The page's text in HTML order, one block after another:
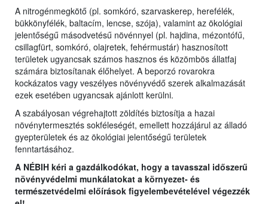
A nitrogénmegkötő (pl. somkóró, szarvaskerep, herefélék,
bükkönyfélék, baltacím, lencse, szója), valamint az ökológiai
jelentőségű másodvetésű növénnyel (pl. hajdina, mézontófű,
csillagfürt, somkóró, olajretek, fehérmustár) hasznosított
területek ugyancsak számos hasznos és közömbös állatfaj
számára biztosítanak élőhelyet. A beporzó rovarokra
kockázatos vagy veszélyes növényvédő szerek alkalmazását
ezek esetében ugyancsak ajánlott kerülni.
A szabályosan végrehajtott zöldítés biztosítja a hazai
növénytermesztés sokféleségét, emellett hozzájárul az álladó
gyepterületek és az ökológiai jelentőségű területek
fenntartásához.
A NÉBIH kéri a gazdálkodókat, hogy a tavasszal időszerű
növényvédelmi munkálatokat a környezet- és
természetvédelmi előírások figyelembevételével végezzék